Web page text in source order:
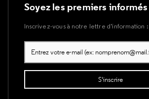
Soyez les premiers
Inscrivez-vous à notre lettre d’information :